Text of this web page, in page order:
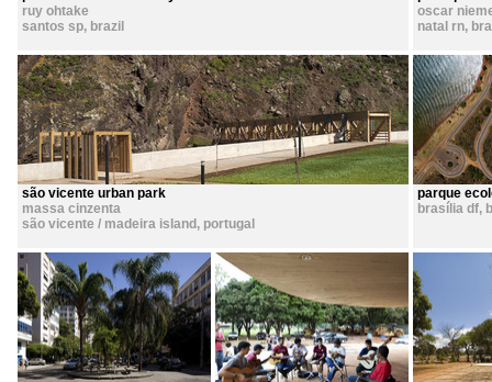
ruy ohtake
santos sp, brazil
oscar
natal rn,
são vicente urban park
massa cinzenta
são vicente / madeira island , portugal
parque
brasília df,